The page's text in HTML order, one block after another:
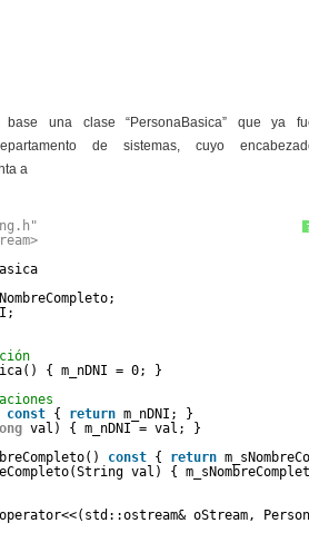
una clase “PersonaBasica” que ya
de sistemas, cuyo
a
{ m_nDNI = 0; }
const { return m_nDNI; }
val) { m_nDNI = val; }
const { return
val) {
oStream,